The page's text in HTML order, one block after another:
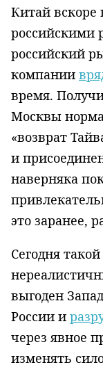
Китай вскоре
российскими
российский
компании
время.
Москвы
«возврат
и
наверняка
это заранее,
Сегодня
выгоден
России и
через явное
изменять